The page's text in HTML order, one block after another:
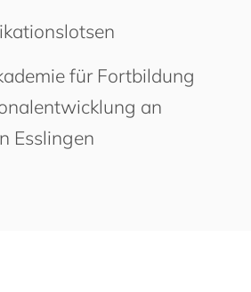
für Fortbildung
an
Esslingen